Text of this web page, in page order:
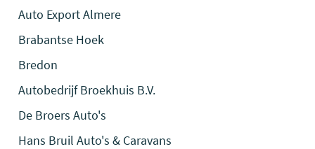
Auto Export Almere
Brabantse Hoek
Bredon
Autobedrijf Broekhuis B.V.
De Broers Auto's
Hans Bruil Auto's & Caravans